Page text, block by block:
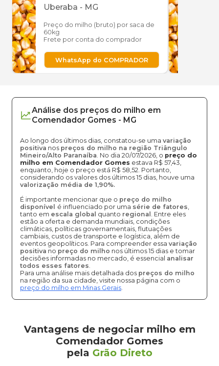
Uberaba - MG
Preço do milho (bruto) por saca de
60kg
Frete por conta do comprador
WhatsApp do COMPRADOR
Análise dos preços do milho em
Comendador Gomes - MG
Ao longo dos últimos dias, constatou-se uma variação
positiva nos preços do milho na região Triângulo
Mineiro/Alto Paranaíba. No dia 20/07/2026, o preço do
milho em Comendador Gomes estava R$ 57,43,
enquanto, hoje o preço está R$ 58,52. Portanto,
considerando os valores dos últimos 15 dias, houve uma
valorização média de 1,90%.
É importante mencionar que o preço do milho
disponível é influenciado por uma série de fatores,
tanto em escala global quanto regional . Entre eles
estão a oferta e demanda mundiais, condições
climáticas, políticas governamentais, flutuações
cambiais, custos de transporte e logística, além de
eventos geopolíticos. Para compreender essa variação
positiva no preço do milho nos últimos 15 dias e tomar
decisões informadas no mercado, é essencial analisar
todos esses fatores.
Para uma análise mais detalhada dos preços do milho
na região da sua cidade, visite nossa página com o
preço do milho em Minas Gerais.
Vantagens de negociar milho em
Comendador Gomes
pela Grão Direto